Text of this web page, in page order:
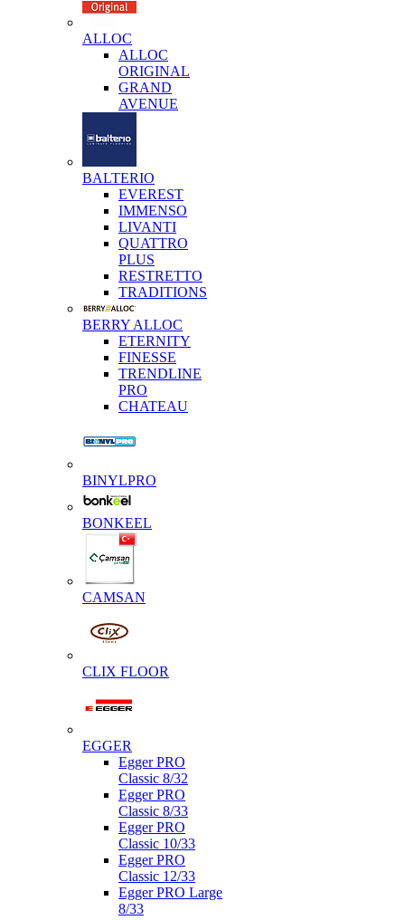
ALLOC
ALLOC
ORIGINAL
GRAND
AVENUE
BALTERIO
EVEREST
IMMENSO
LIVANTI
QUATTRO
PLUS
RESTRETTO
TRADITIONS
BERRY ALLOC
ETERNITY
FINESSE
TRENDLINE
PRO
CHATEAU
BINYLPRO
BONKEEL
CAMSAN
CLIX FLOOR
EGGER
Egger PRO
Classic 8/32
Egger PRO
Classic 8/33
Egger PRO
Classic 10/33
Egger PRO
Classic 12/33
Egger PRO Large
8/33